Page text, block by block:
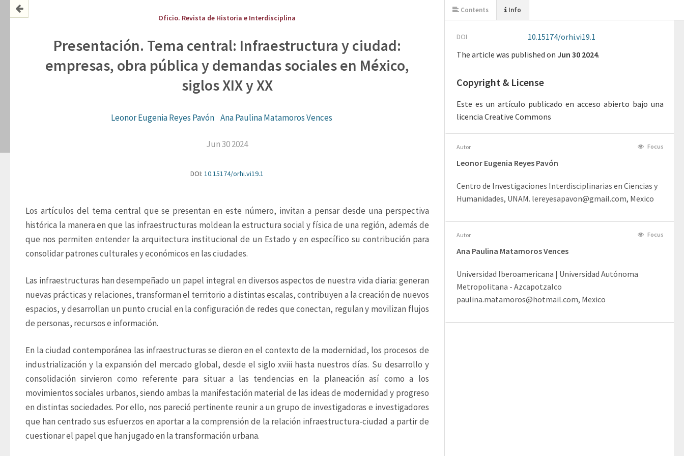
Oficio. Revista de Historia e Interdisciplina
Presentación. Tema central: Infraestructura y ciudad:
empresas, obra pública y demandas sociales en México,
siglos XIX y XX
Leonor Eugenia Reyes Pavón Ana Paulina Matamoros Vences
Jun 30 2024
DOI:10.15174/orhi.vi19.1
Los artículos del tema central que se presentan en este número, invitan a pensar desde una perspectiva
histórica la manera en que las infraestructuras moldean la estructura social y física de una región, además de
que nos permiten entender la arquitectura institucional de un Estado y en específico su contribución para
consolidar patrones culturales y económicos en las ciudades.
Las infraestructuras han desempeñado un papel integral en diversos aspectos de nuestra vida diaria: generan
nuevas prácticas y relaciones, transforman el territorio a distintas escalas, contribuyen a la creación de nuevos
espacios, y desarrollan un punto crucial en la configuración de redes que conectan, regulan y movilizan flujos
de personas, recursos e información.
En la ciudad contemporánea las infraestructuras se dieron en el contexto de la modernidad, los procesos de
industrialización y la expansión del mercado global, desde el siglo xviii hasta nuestros días. Su desarrollo y
consolidación sirvieron como referente para situar a las tendencias en la planeación así como a los
movimientos sociales urbanos, siendo ambas la manifestación material de las ideas de modernidad y progreso
en distintas sociedades. Por ello, nos pareció pertinente reunir a un grupo de investigadoras e investigadores
que han centrado sus esfuerzos en aportar a la comprensión de la relación infraestructura-ciudad a partir de
cuestionar el papel que han jugado en la transformación urbana.
DOI
10.15174/orhi.vi19.1
The article was published on Jun 30 2024.
Copyright & License
Este es un artículo publicado en acceso abierto bajo una
licencia Creative Commons
Autor Focus
Leonor Eugenia Reyes Pavón
Centro de Investigaciones Interdisciplinarias en Ciencias y
Humanidades, UNAM. lereyesapavon@gmail.com, Mexico
Autor Focus
Ana Paulina Matamoros Vences
Universidad Iberoamericana | Universidad Autónoma
Metropolitana - Azcapotzalco
paulina.matamoros@hotmail.com, Mexico
Contents Info